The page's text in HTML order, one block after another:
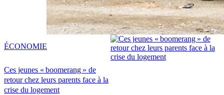
Ces jeunes « boomerang » de
retour chez leurs parents face à la
crise du logement
ÉCONOMIE